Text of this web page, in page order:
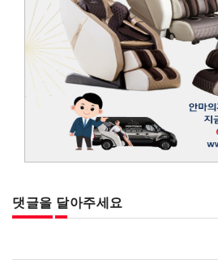
댓글을 달아주세요